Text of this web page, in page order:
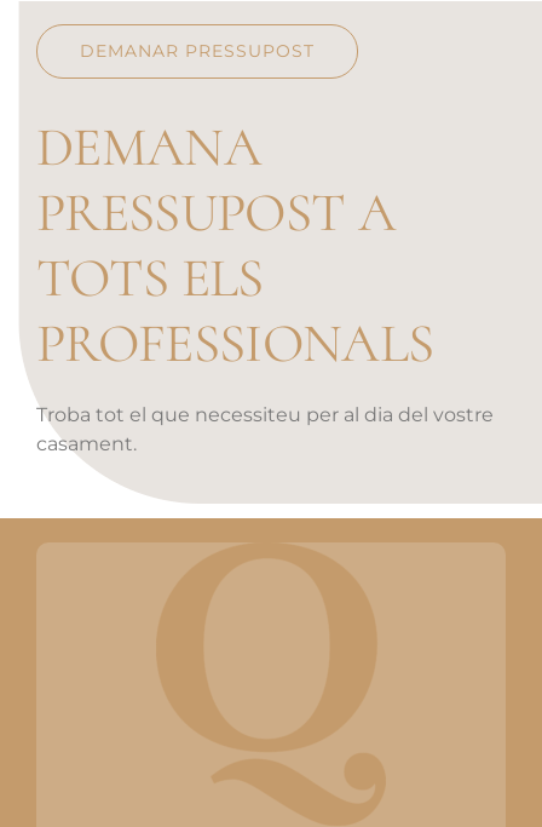
DEMANA
PRESSUPOST A
TOTS ELS
PROFESSIONALS
Troba tot el que necessiteu per al dia del vostre
casament.
DEMANAR PRESSUPOST